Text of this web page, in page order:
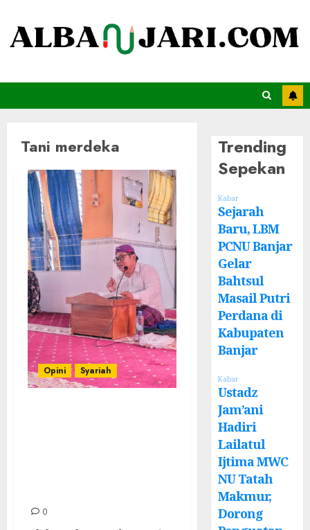
Tani merdeka
Opini Syariah
0
Trending
Sepekan
Kabar
Sejarah
Baru, LBM
PCNU Banjar
Gelar
Bahtsul
Masail Putri
Perdana di
Kabupaten
Banjar
Kabar
Ustadz
Jam’ani
Hadiri
Lailatul
Ijtima MWC
NU Tatah
Makmur,
Dorong